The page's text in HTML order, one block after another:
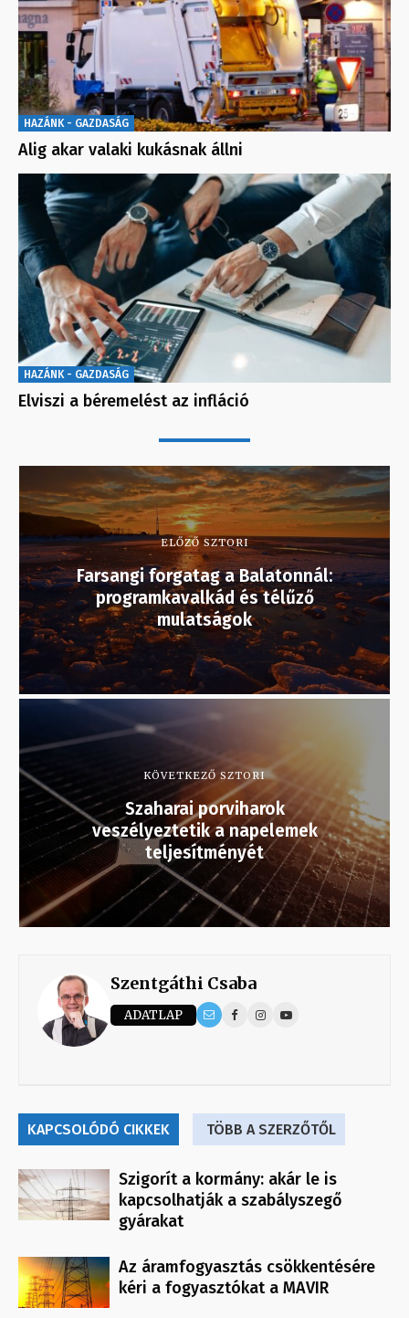
HAZÁNK - GAZDASÁG
Alig akar valaki kukásnak állni
HAZÁNK - GAZDASÁG
Elviszi a béremelést az infláció
ELŐZŐ SZTORI
Farsangi forgatag a Balatonnál:
programkavalkád és télűző
mulatságok
KÖVETKEZŐ SZTORI
Szaharai porviharok
veszélyeztetik a napelemek
teljesítményét
Szentgáthi Csaba
ADATLAP
KAPCSOLÓDÓ CIKKEK TÖBB A SZERZŐTŐL
Szigorít a kormány: akár le is
kapcsolhatják a szabályszegő
gyárakat
Az áramfogyasztás csökkentésére
kéri a fogyasztókat a MAVIR